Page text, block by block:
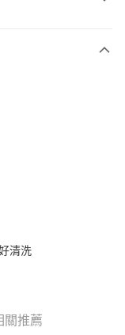
清洗
關推薦